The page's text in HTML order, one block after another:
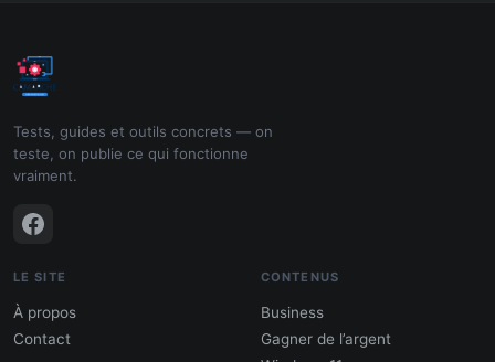
Tests, guides et outils concrets — on
teste, on publie ce qui fonctionne
vraiment.
LE SITE
À propos
Contact
CONTENUS
Business
Gagner de l’argent